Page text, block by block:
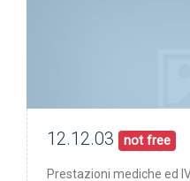
pubblicata: 00/00/00
12.12.03 not free
Prestazioni mediche ed